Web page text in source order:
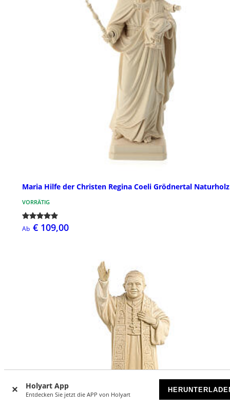
Holyart App
Entdecken Sie jetzt die APP von Holyart
Maria Hilfe der Christen Regina Coeli Grödnertal Naturholz
VORRÄTIG
Ab € 109,00